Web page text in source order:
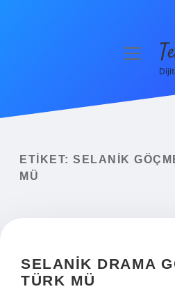
Yasal Uyarı
menüyü
ETIKET: SELANIK
MÜ
SELANIK DRAMA
TÜRK MÜ